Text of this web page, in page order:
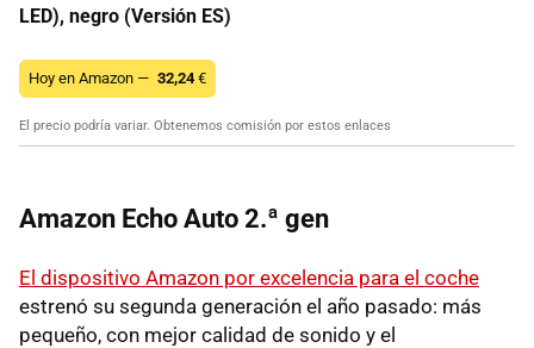
LED), negro (Versión ES)
Hoy en Amazon — 32,24€
El precio podría variar. Obtenemos comisión por estos enlaces
Amazon Echo Auto 2.ª gen
El dispositivo Amazon por excelencia para el coche
estrenó su segunda generación el año pasado: más
pequeño, con mejor calidad de sonido y el